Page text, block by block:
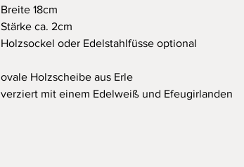
Breite 18cm
Stärke ca. 2cm
Holzsockel oder Edelstahlfüsse optional
ovale Holzscheibe aus Erle
verziert mit einem Edelweiß und Efeugirlanden